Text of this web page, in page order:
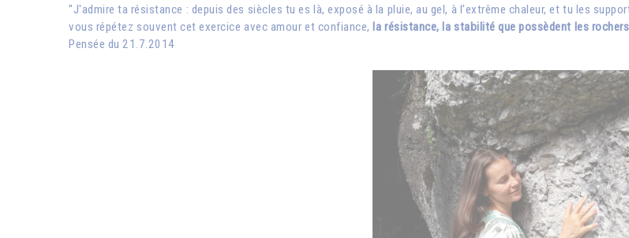
"J'admire ta résistance : depuis des siècles tu es là, exposé à la pluie, au gel, à l'extrême chaleur, et tu les
vous répétez souvent cet exercice avec amour et confiance, la résistance, la stabilité que possèdent les rocher
Pensée du 21.7.2014